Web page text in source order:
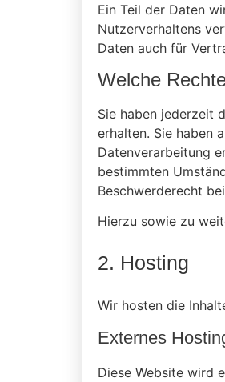
Ein Teil der Daten
Nutzerverhaltens
Daten auch für
Welche
Sie haben jederzeit
erhalten. Sie haben
Datenverarbeitung
bestimmten
Beschwerderecht
Hierzu sowie zu
2. Hosting
Wir hosten die
Externes
Diese Website wird